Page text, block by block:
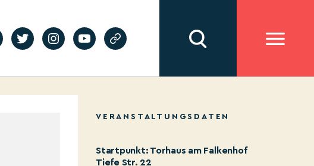
VERANSTALTUNGSDATEN
Startpunkt: Torhaus am Falkenhof
Tiefe Str. 22